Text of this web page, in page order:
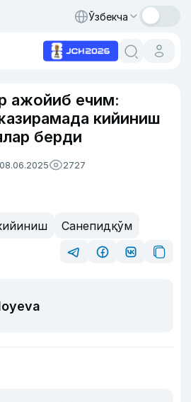
Ўзбекча
ажойиб ечим:
кийиниш
берди
2727
Санепидқўм